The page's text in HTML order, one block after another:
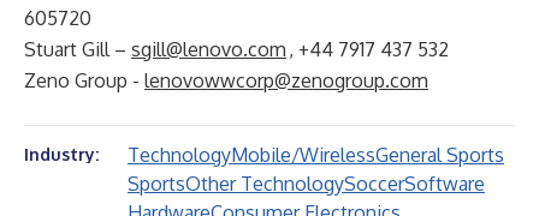
605720
Stuart Gill – sgill@lenovo.com , +44 7917 437 532
Zeno Group - lenovowwcorp@zenogroup.com
Industry: TechnologyMobile/WirelessGeneral Sports
SportsOther TechnologySoccerSoftware